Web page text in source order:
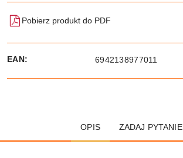
Pobierz produkt do PDF
EAN: 6942138977011
OPIS ZADAJ PYTANIE